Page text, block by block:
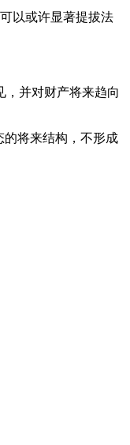
以或许显著提拔法
并对财产将来趋向
将来结构，不形成